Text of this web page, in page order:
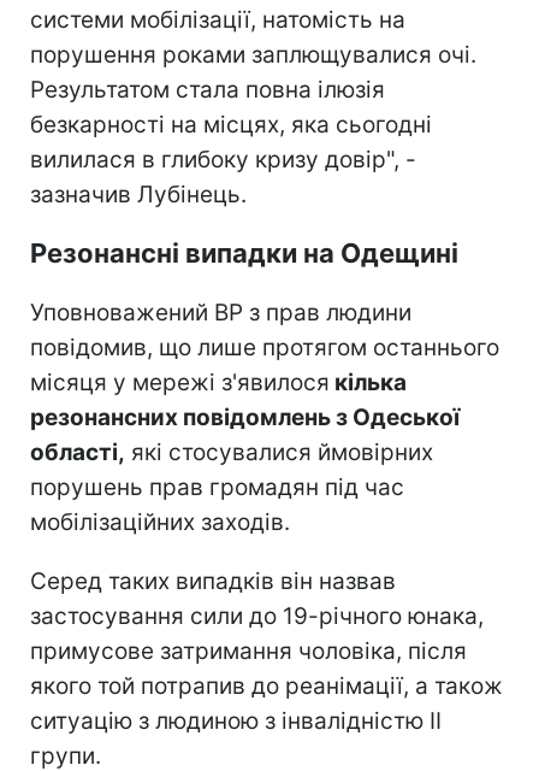
системи мобілізації, натомість на
порушення роками заплющувалися очі.
Результатом стала повна ілюзія
безкарності на місцях, яка сьогодні
вилилася в глибоку кризу довір", -
зазначив Лубінець.
Резонансні випадки на Одещині
Уповноважений ВР з прав людини
повідомив, що лише протягом останнього
місяця у мережі з'явилося кілька
резонансних повідомлень з Одеської
області, які стосувалися ймовірних
порушень прав громадян під час
мобілізаційних заходів.
Серед таких випадків він назвав
застосування сили до 19-річного юнака,
примусове затримання чоловіка, після
якого той потрапив до реанімації, а також
ситуацію з людиною з інвалідністю II
групи.